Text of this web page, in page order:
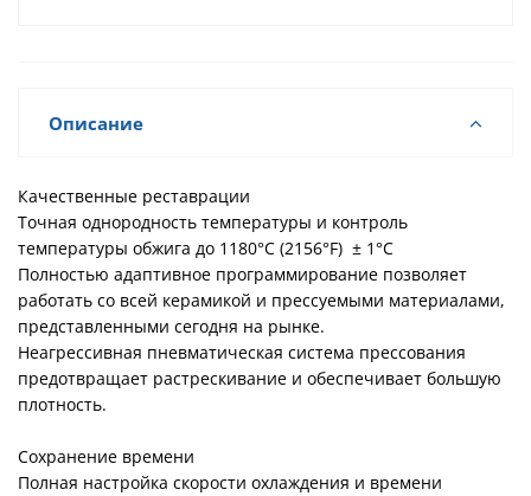
Описание
Качественные реставрации
Точная однородность температуры и контроль
температуры обжига до 1180°C (2156°F) ± 1°C
Полностью адаптивное программирование позволяет
работать со всей керамикой и прессуемыми материалами,
представленными сегодня на рынке.
Неагрессивная пневматическая система прессования
предотвращает растрескивание и обеспечивает большую
плотность.
Сохранение времени
Полная настройка скорости охлаждения и времени